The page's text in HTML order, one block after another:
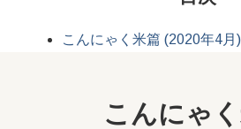
こんにゃく米篇 (2020年4月)
こんにゃ